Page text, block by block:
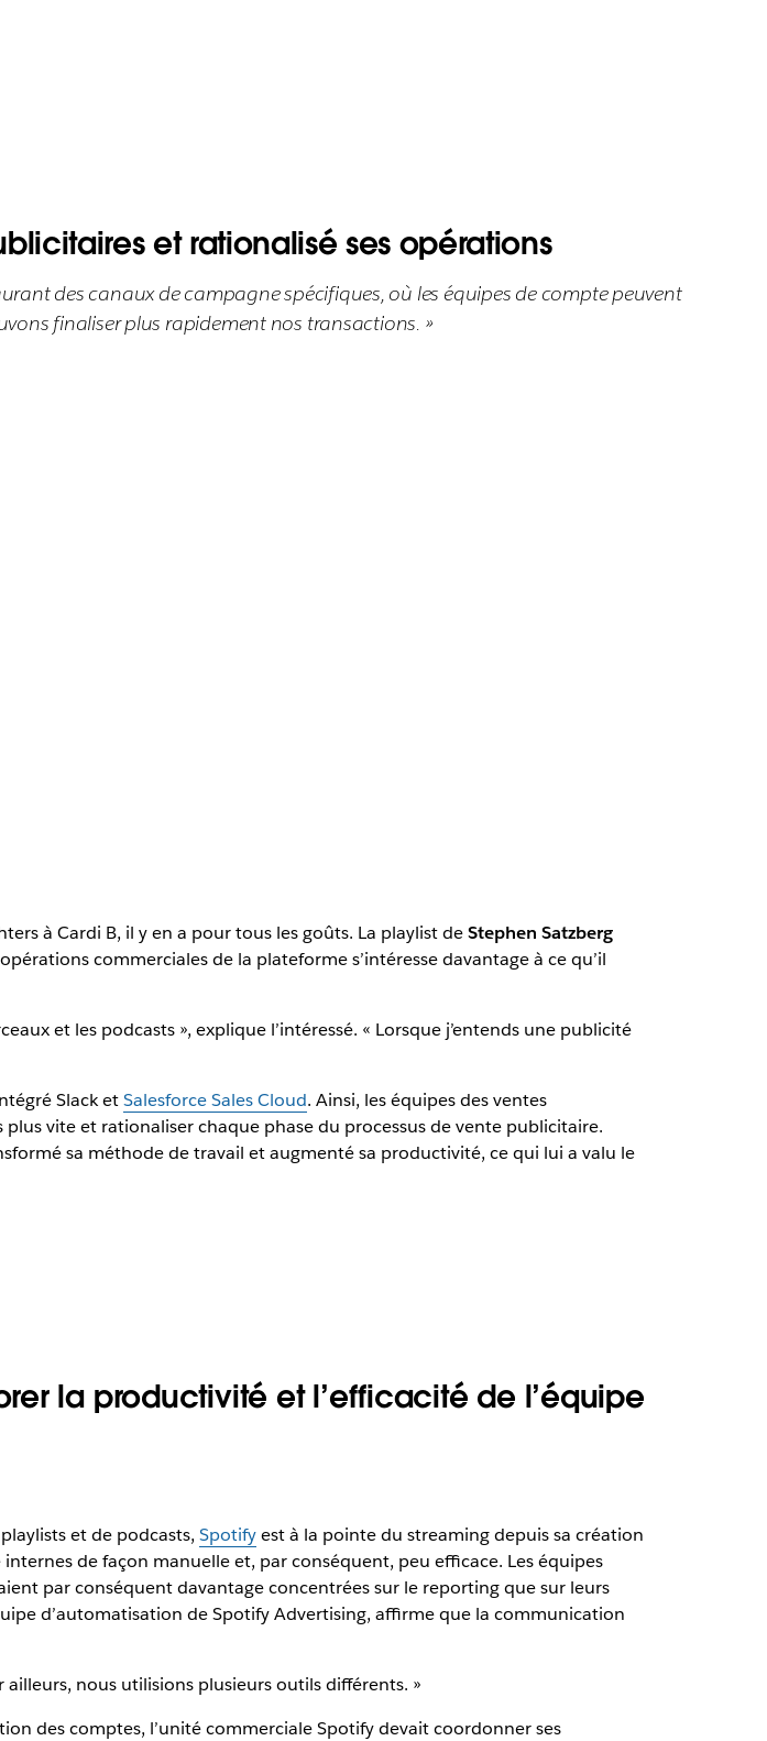
et rationalisé ses opérations
des canaux de campagne spécifiques, où les équipes de compte peuvent
finaliser plus rapidement nos transactions. »
à Cardi B, il y en a pour tous les goûts. La playlist deStephen Satzberg
commerciales de la plateforme s’intéresse davantage à ce qu’il
et les podcasts », explique l’intéressé. « Lorsque j’entends une publicité
Slack etSalesforce Sales Cloud. Ainsi, les équipes des ventes
vite et rationaliser chaque phase du processus de vente publicitaire.
sa méthode de travail et augmenté sa productivité, ce qui lui a valu le
la productivité et l’efficacité de l’équipe
et de podcasts, Spotifyest à la pointe du streaming depuis sa création
de façon manuelle et, par conséquent, peu efficace. Les équipes
par conséquent davantage concentrées sur le reporting que sur leurs
d’automatisation de Spotify Advertising, affirme que la communication
ailleurs, nous utilisions plusieurs outils différents. »
des comptes, l’unité commerciale Spotify devait coordonner ses